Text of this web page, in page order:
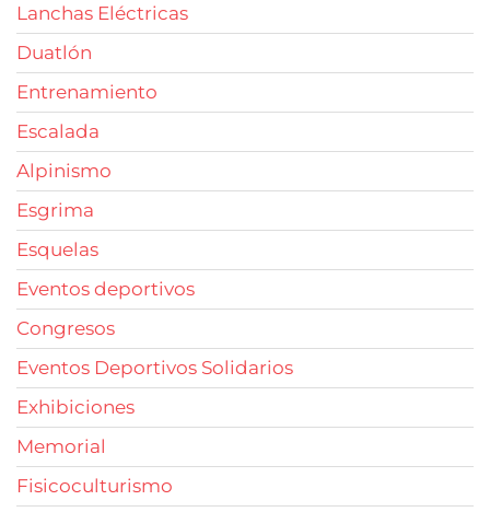
Lanchas Eléctricas
Duatlón
Entrenamiento
Escalada
Alpinismo
Esgrima
Esquelas
Eventos deportivos
Congresos
Eventos Deportivos Solidarios
Exhibiciones
Memorial
Fisicoculturismo